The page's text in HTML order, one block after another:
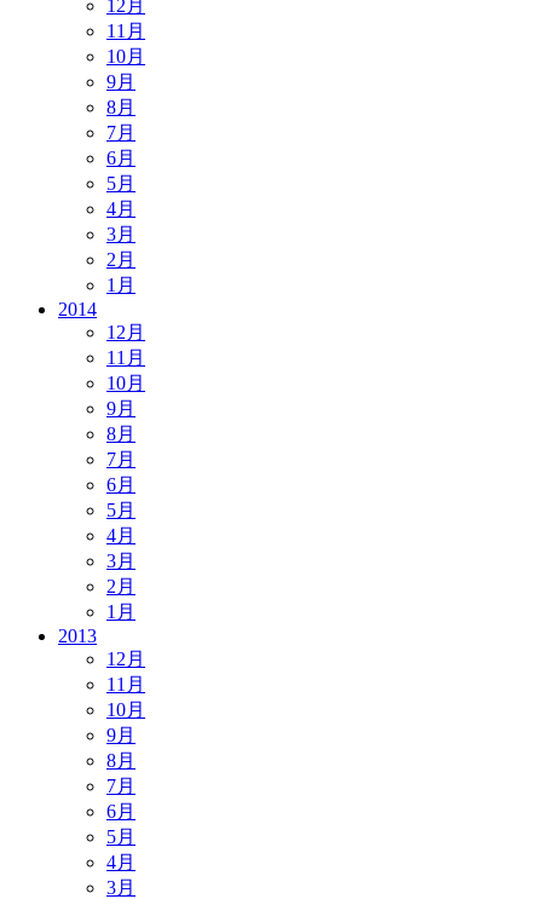
12月
11月
10月
9月
8月
7月
6月
5月
4月
3月
2月
1月
2014
12月
11月
10月
9月
8月
7月
6月
5月
4月
3月
2月
1月
2013
12月
11月
10月
9月
8月
7月
6月
5月
4月
3月